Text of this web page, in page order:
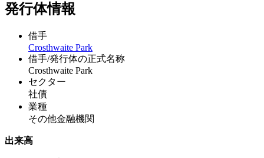
発行体情報
借手
Crosthwaite Park
借手/発行体の正式名称
Crosthwaite Park
セクター
社債
業種
その他金融機関
出来高